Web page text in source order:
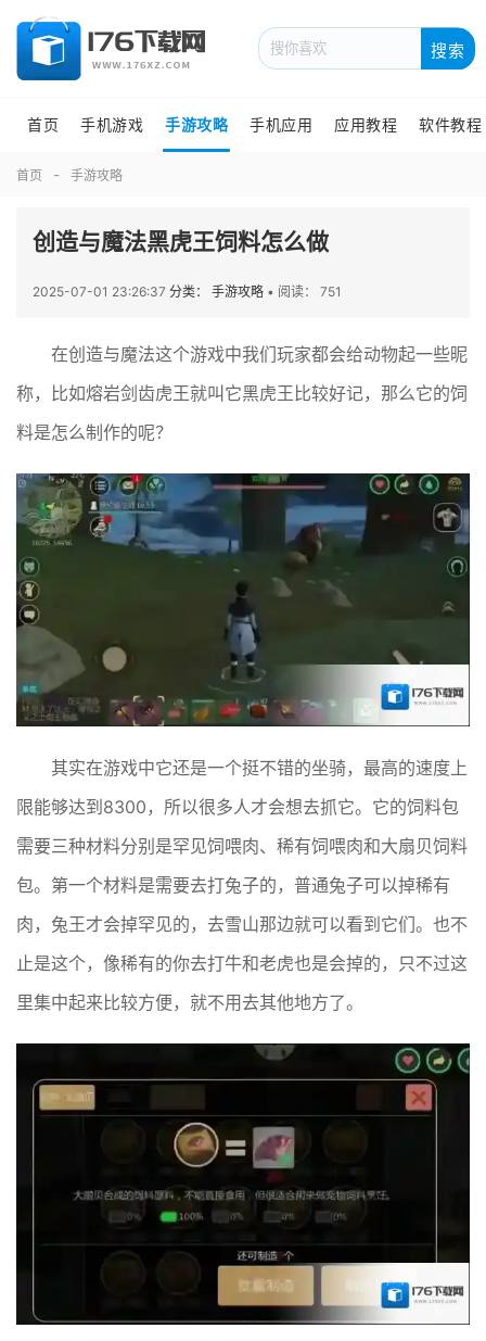
搜索
首页 手机游戏 手游攻略 手机应用 应用教程 软件教程
首页 手游攻略
创造与魔法黑虎王饲料怎么做
2025-07-01 23:26:37 分类： 手游攻略 • 阅读： 751
在创造与魔法这个游戏中我们玩家都会给动物起一些昵
称，比如熔岩剑齿虎王就叫它黑虎王比较好记，那么它的饲
料是怎么制作的呢？
其实在游戏中它还是一个挺不错的坐骑，最高的速度上
限能够达到8300，所以很多人才会想去抓它。它的饲料包
需要三种材料分别是罕见饲喂肉、稀有饲喂肉和大扇贝饲料
包。第一个材料是需要去打兔子的，普通兔子可以掉稀有
肉，兔王才会掉罕见的，去雪山那边就可以看到它们。也不
止是这个，像稀有的你去打牛和老虎也是会掉的，只不过这
里集中起来比较方便，就不用去其他地方了。